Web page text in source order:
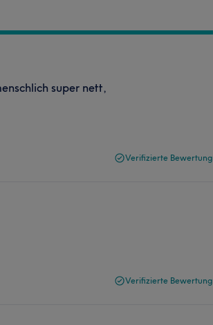
super nett,
Verifizierte Bewertung
Verifizierte Bewertung